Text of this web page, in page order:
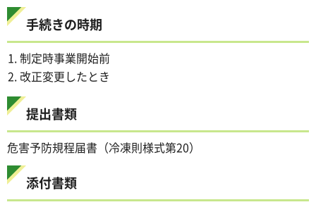
手続きの時期
制定時事業開始前
改正変更したとき
提出書類
危害予防規程届書（冷凍則様式第20）
添付書類